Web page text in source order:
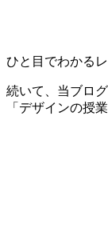
ひと目でわかる
続いて、当ブロ
「デザインの授